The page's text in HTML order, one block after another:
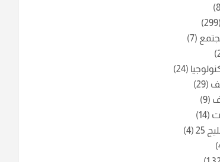
(299)
(7)
(24)
(29)
(9)
(14)
25
(4)